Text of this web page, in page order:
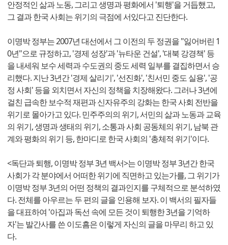
안정적인 삶과 노동, 그리고 생명과 평화에서 '퇴행'을 거듭했고,
그 결과 한국 사회는 위기의 극점에 서있다고 진단한다.
이명박 정부는 2007년 대선에서 그 이전의 두 정권을 "잃어버린 1
0년"으로 규정하고, '경제 성장'과 '뉴타운 건설', '대북 강경책' 등
을 내세워 보수 세력과 수도권의 중도 세력 일부를 결집하면서 승
리했다. 지난 3년간 '경제 살리기', '선진화', '친서민 중도 실용', '공
정 사회' 등을 외치면서 자신의 정책을 치장해왔다. 그러나 3년에
걸친 급속한 보수적 재편과 신자유주의 강화는 한국 사회 전반을
위기로 몰아가고 있다. 민주주의의 위기, 서민의 삶과 노동과 교육
의 위기, 생명과 생태의 위기, 소통과 사회 공동체의 위기, 남북 관
계와 평화의 위기 등, 한마디로 한국 사회의 '총체적 위기'이다.
<독단과 퇴행, 이명박 정부 3년 백서>는 이명박 정부 3년간 한국
사회가 각 분야에서 어떠한 위기에 직면하고 있는가를, 그 위기가
이명박 정부 3년의 어떤 정책의 결과인지를 구체적으로 분석하였
다. 전체를 아우르는 두 편의 글을 인용해 보자. 이 백서의 필자들
을 대표하여 '아집과 독선 속에 모든 것이 퇴행한 3년을 기억하
자'는 발간사를 쓴 이도흠은 이렇게 자신의 글을 마무리 하고 있
다.